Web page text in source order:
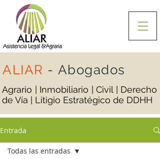
ALIAR - Abogados
Agrario | Inmobiliario | Civil | Derecho
de Vía | Litigio Estratégico de DDHH
Entrada
Todas las entradas